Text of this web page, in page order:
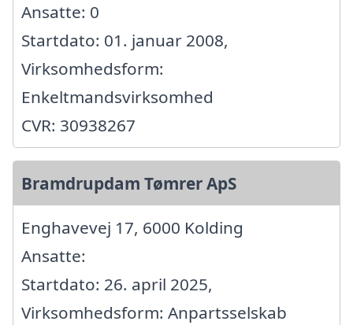
Ansatte: 0
Startdato: 01. januar 2008,
Virksomhedsform:
Enkeltmandsvirksomhed
CVR: 30938267
Bramdrupdam Tømrer ApS
Enghavevej 17, 6000 Kolding
Ansatte:
Startdato: 26. april 2025,
Virksomhedsform: Anpartsselskab